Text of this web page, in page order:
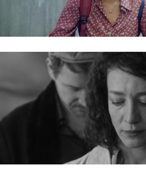
EGY SZÁZALÉK INDIÁN /